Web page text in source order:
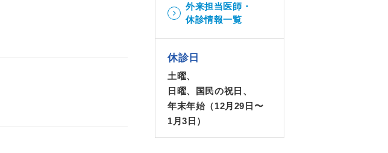
外来担当医師・
休診情報一覧
休診日
土曜、
日曜、国民の祝日、
年末年始（12月29日〜
1月3日）